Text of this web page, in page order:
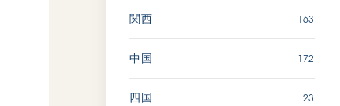
関西 163
中国 172
四国 23